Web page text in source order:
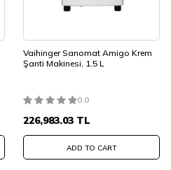
Vaihinger Sanomat Amigo Krem
Şanti Makinesi, 1.5 L
0.0
226,983.03 TL
ADD TO CART